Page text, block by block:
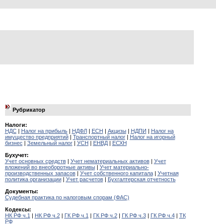
Рубрикатор
Налоги:
НДС| Налог на прибыль| НДФЛ| ЕСН | Акцизы| НДПИ | Налог на
имущество предприятий| Транспортный налог| Налог на игорный
бизнес | Земельный налог| УСН | ЕНВД| ЕСХН
Бухучет:
Учет основных средств| Учет нематериальных активов| Учет
вложений во внеоборотные активы| Учет материально-
производственных запасов| Учет собственного капитала| Учетная
политика организации| Учет расчетов| Бухгалтерская отчетность
Документы:
Судебная практика по налоговым спорам (ФАС)
Кодексы:
НК РФ ч.1 | НК РФ ч.2| ГК РФ ч.1 | ГК РФ ч.2| ГК РФ ч.3| ГК РФ ч.4| ТК
РФ